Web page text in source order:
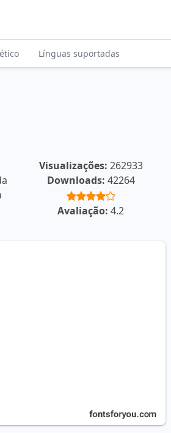
Línguas suportadas
Visualizações: 262933
Downloads: 42264
Avaliação: 4.2